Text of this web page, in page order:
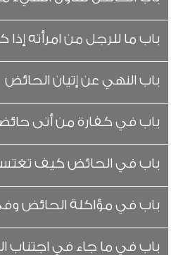
باب ما للرجل من امرأته إذا
باب النهي عن إتيان الحائض
باب في كفارة من أتى
باب في الحائض كيف
باب في مؤاكلة الحائض
باب في ما جاء في اجتناب